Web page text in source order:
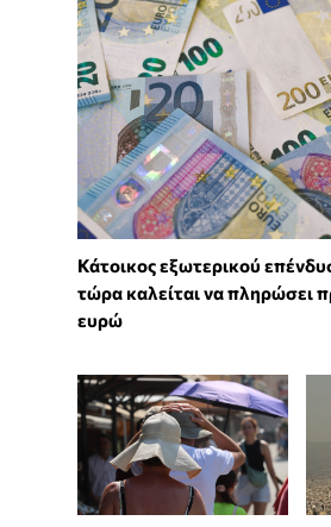
Κάτοικος εξωτερικού
τώρα καλείται να πληρώσει
ευρώ